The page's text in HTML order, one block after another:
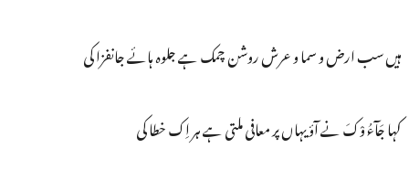
ہیں سب ارض و سما و عرش روشن چمک ہے جلوہ ہائے جانفزا کی
کہا جَآءُ وْکَ نے آؤ یہاں پر معافی ملتی ہے ہر اِک خطا کی